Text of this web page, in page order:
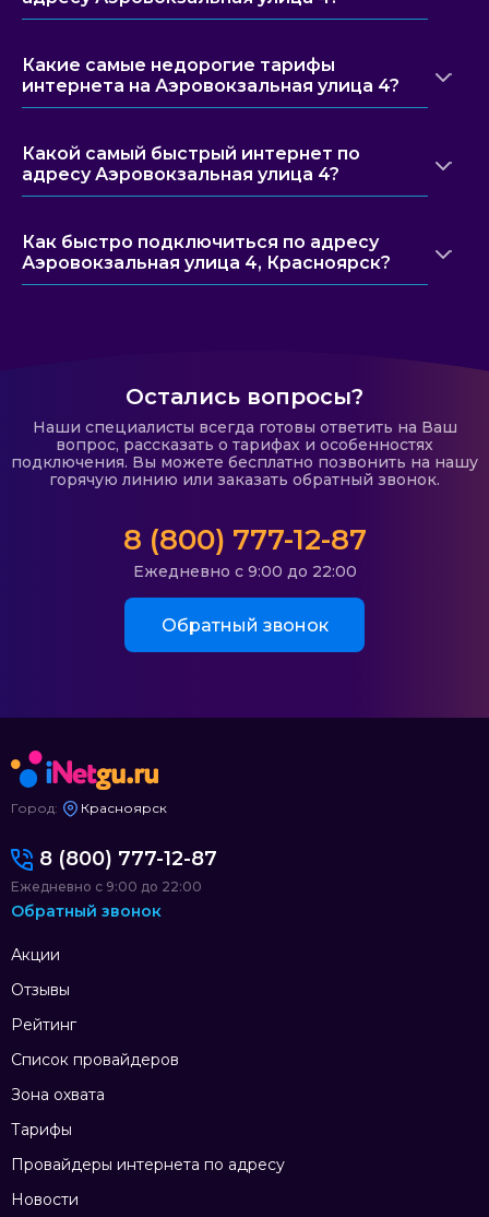
Какие самые недорогие тарифы
интернета на Аэровокзальная улица 4?
Какой самый быстрый интернет по
адресу Аэровокзальная улица 4?
Как быстро подключиться по адресу
Аэровокзальная улица 4, Красноярск?
Остались вопросы?
Наши специалисты всегда готовы ответить на Ваш
вопрос, рассказать о тарифах и особенностях
подключения. Вы можете бесплатно позвонить на нашу
горячую линию или заказать обратный звонок.
8 (800) 777-12-87
Ежедневно с 9:00 до 22:00
Обратный звонок
Город: Красноярск
Акции
Отзывы
Рейтинг
Список провайдеров
Зона охвата
Тарифы
Провайдеры интернета по адресу
Новости
8 (800) 777-12-87
Ежедневно с 9:00 до 22:00
Обратный звонок